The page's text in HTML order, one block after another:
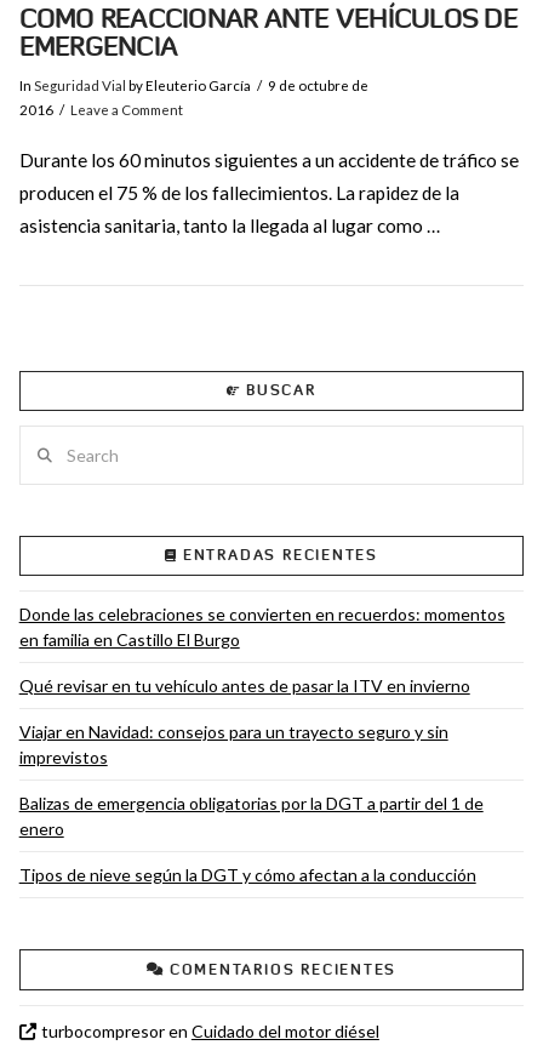
COMO REACCIONAR ANTE VEHÍCULOS DE
EMERGENCIA
In Seguridad Vial by Eleuterio García
9 de octubre de
2016
Leave a Comment
Durante los 60 minutos siguientes a un accidente de tráfico se
producen el 75 % de los fallecimientos. La rapidez de la
asistencia sanitaria, tanto la llegada al lugar como …
BUSCAR
ENTRADAS RECIENTES
Donde las celebraciones se convierten en recuerdos: momentos
en familia en Castillo El Burgo
Qué revisar en tu vehículo antes de pasar la ITV en invierno
Viajar en Navidad: consejos para un trayecto seguro y sin
imprevistos
Balizas de emergencia obligatorias por la DGT a partir del 1 de
enero
Tipos de nieve según la DGT y cómo afectan a la conducción
COMENTARIOS RECIENTES
turbocompresoren Cuidado del motor diésel